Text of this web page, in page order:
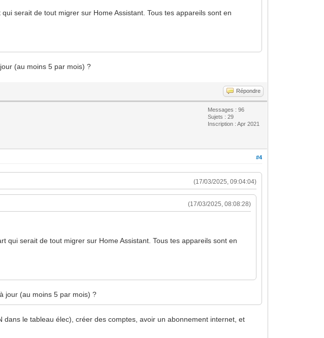
serait de tout migrer sur Home Assistant. Tous tes appareils sont en
(au moins 5 par mois) ?
Répondre
Messages : 96
Sujets : 29
Inscription : Apr 2021
#4
(17/03/2025, 09:04:04)
(17/03/2025, 08:08:28)
serait de tout migrer sur Home Assistant. Tous tes appareils sont en
jour (au moins 5 par mois) ?
le tableau élec), créer des comptes, avoir un abonnement internet, et